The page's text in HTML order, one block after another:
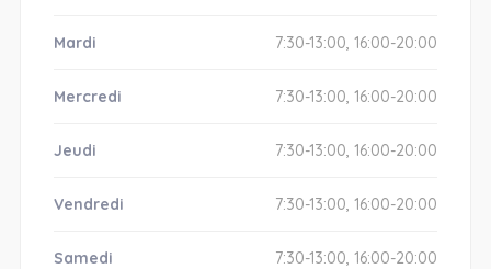
Mardi 7:30-13:00, 16:00-20:00
Mercredi 7:30-13:00, 16:00-20:00
Jeudi 7:30-13:00, 16:00-20:00
Vendredi 7:30-13:00, 16:00-20:00
Samedi 7:30-13:00, 16:00-20:00